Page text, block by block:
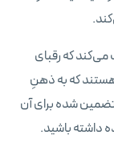
که رقبای
هستند که به ذهنِ
تضمین شده برای آن
داشته باشید.